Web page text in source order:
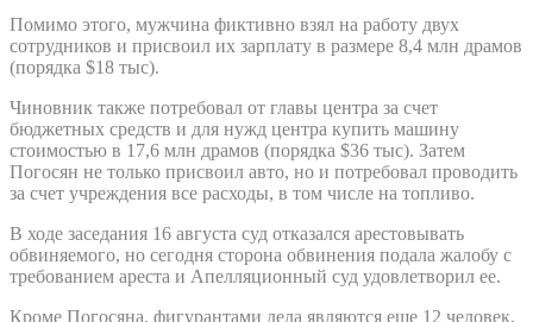
Помимо этого, мужчина фиктивно взял на работу двух
сотрудников и присвоил их зарплату в размере 8,4 млн драмов
(порядка $18 тыс).
Чиновник также потребовал от главы центра за счет
бюджетных средств и для нужд центра купить машину
стоимостью в 17,6 млн драмов (порядка $36 тыс). Затем
Погосян не только присвоил авто, но и потребовал проводить
за счет учреждения все расходы, в том числе на топливо.
В ходе заседания 16 августа суд отказался арестовывать
обвиняемого, но сегодня сторона обвинения подала жалобу с
требованием ареста и Апелляционный суд удовлетворил ее.
Кроме Погосяна, фигурантами дела являются еще 12 человек,